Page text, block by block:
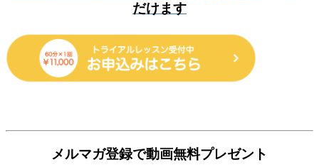
だけます
メルマガ登録で動画無料プレゼント